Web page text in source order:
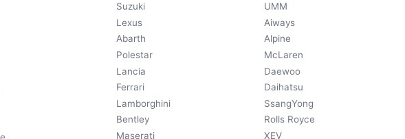
Suzuki
Lexus
Abarth
Polestar
Lancia
Ferrari
Lamborghini
Bentley
Maserati
UMM
Aiways
Alpine
McLaren
Daewoo
Daihatsu
SsangYong
Rolls Royce
XEV